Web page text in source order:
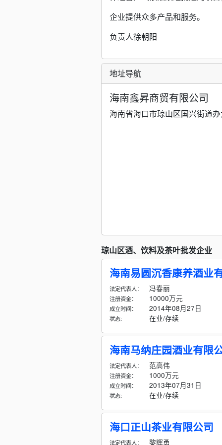
企业提供众多产品和服务。
负责人徐朝阳
地址导航
海南鑫昇商贸有限公司
海南省海口市琼山区国兴街道
琼山区酒、饮料及茶叶批发企业
海南易圆沉香康养酒业
法定代表人： 冯春丽
注册资金： 10000万元
成立时间： 2014年08月27日
状态: 在业/存续
海南马纳庄园酒业有限
法定代表人： 范高伟
注册资金： 1000万元
成立时间： 2013年07月31日
状态: 在业/存续
海口正山茶业有限公司
法定代表人： 黎辉勇